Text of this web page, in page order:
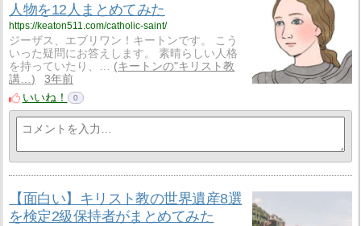
人物を12人まとめてみた
https://keaton511.com/catholic-saint/
ジーザス、エブリワン！キートンです。 こう
いった疑問にお答えします。 素晴らしい人格
を持っていたり、…
キートンの"キリスト教
講…
3年前
いいね！
0
【面白い】キリスト教の世界遺産8選
を検定2級保持者がまとめてみた